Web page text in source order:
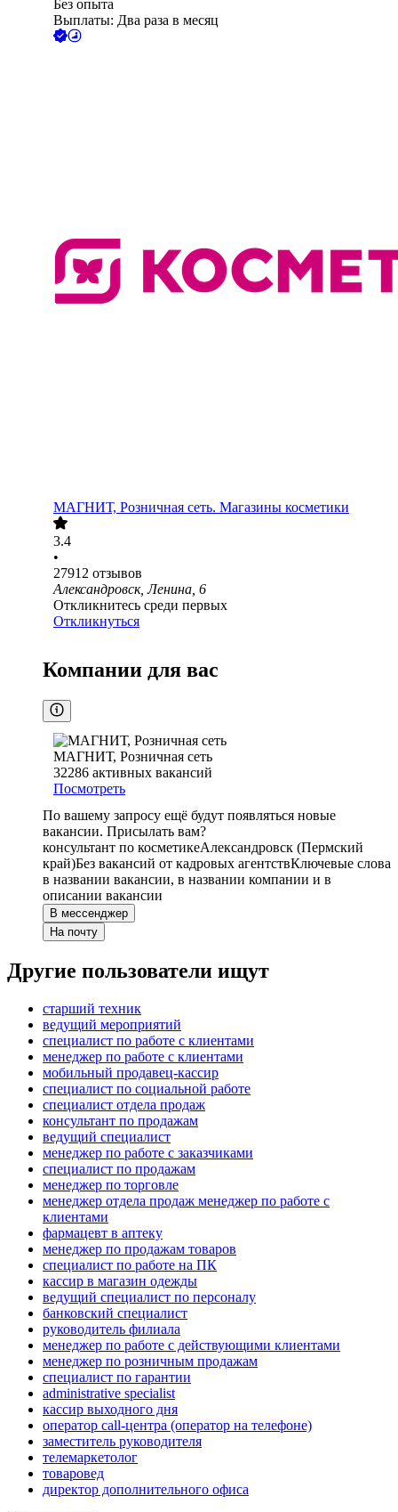
Без опыта
Выплаты: Два раза в месяц
МАГНИТ, Розничная сеть. Магазины косметики
3.4
•
27912 отзывов
Александровск, Ленина, 6
Откликнитесь среди первых
Откликнуться
Компании для вас
МАГНИТ, Розничная сеть
32286 активных вакансий
Посмотреть
По вашему запросу ещё будут появляться новые
вакансии. Присылать вам?
консультант по косметикеАлександровск (Пермский
край)Без вакансий от кадровых агентствКлючевые слова
в названии вакансии, в названии компании и в
описании вакансии
В мессенджер
На почту
Другие пользователи ищут
старший техник
ведущий мероприятий
специалист по работе с клиентами
менеджер по работе с клиентами
мобильный продавец-кассир
специалист по социальной работе
специалист отдела продаж
консультант по продажам
ведущий специалист
менеджер по работе с заказчиками
специалист по продажам
менеджер по торговле
менеджер отдела продаж менеджер по работе с
клиентами
фармацевт в аптеку
менеджер по продажам товаров
специалист по работе на ПК
кассир в магазин одежды
ведущий специалист по персоналу
банковский специалист
руководитель филиала
менеджер по работе с действующими клиентами
менеджер по розничным продажам
специалист по гарантии
administrative specialist
кассир выходного дня
оператор call-центра (оператор на телефоне)
заместитель руководителя
телемаркетолог
товаровед
директор дополнительного офиса